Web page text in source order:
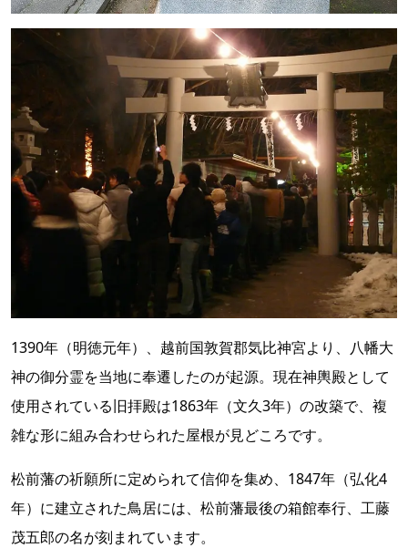
1390年（明徳元年）、越前国敦賀郡気比神宮より、八幡大
神の御分霊を当地に奉遷したのが起源。現在神輿殿として
使用されている旧拝殿は1863年（文久3年）の改築で、複
雑な形に組み合わせられた屋根が見どころです。
松前藩の祈願所に定められて信仰を集め、1847年（弘化4
年）に建立された鳥居には、松前藩最後の箱館奉行、工藤
茂五郎の名が刻まれています。